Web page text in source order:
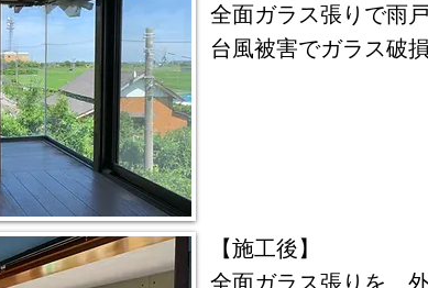
全面ガラス張りで雨
台風被害でガラス破
【施工後】